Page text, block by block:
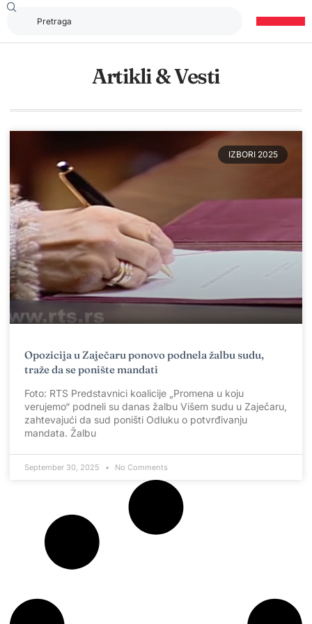
Artikli & Vesti
IZBORI 2025
Opozicija u Zaječaru ponovo podnela žalbu sudu,
traže da se ponište mandati
Foto: RTS Predstavnici koalicije „Promena u koju
verujemo“ podneli su danas žalbu Višem sudu u Zaječaru,
zahtevajući da sud poništi Odluku o potvrđivanju
mandata. Žalbu
September 30, 2025 No Comments